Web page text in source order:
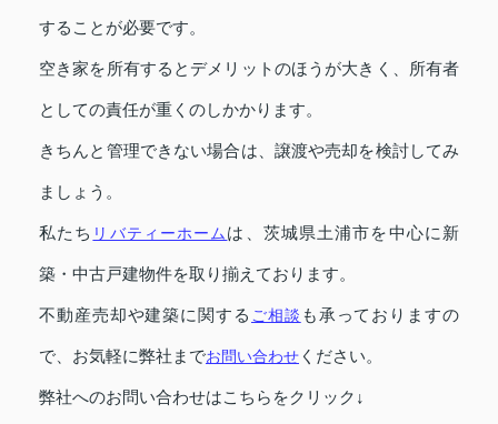
することが必要です。
空き家を所有するとデメリットのほうが大きく、所有者
としての責任が重くのしかかります。
きちんと管理できない場合は、譲渡や売却を検討してみ
ましょう。
私たち リバティーホーム は、茨城県土浦市を中心に新
築・中古戸建物件を取り揃えております。
不動産売却や建築に関する ご相談 も承っておりますの
で、お気軽に弊社までお問い合わせ ください。
弊社へのお問い合わせはこちらをクリック↓